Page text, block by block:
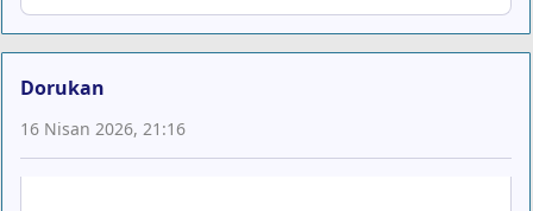
Dorukan
16 Nisan 2026, 21:16